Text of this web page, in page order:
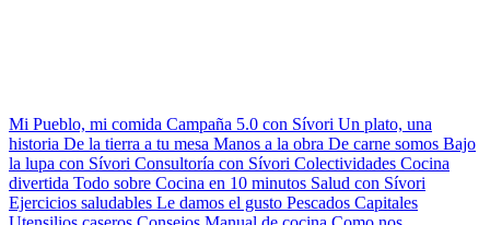
Mi Pueblo, mi comida Campaña 5.0 con Sívori Un plato, una
historia De la tierra a tu mesa Manos a la obra De carne somos Bajo
la lupa con Sívori Consultoría con Sívori Colectividades Cocina
divertida Todo sobre Cocina en 10 minutos Salud con Sívori
Ejercicios saludables Le damos el gusto Pescados Capitales